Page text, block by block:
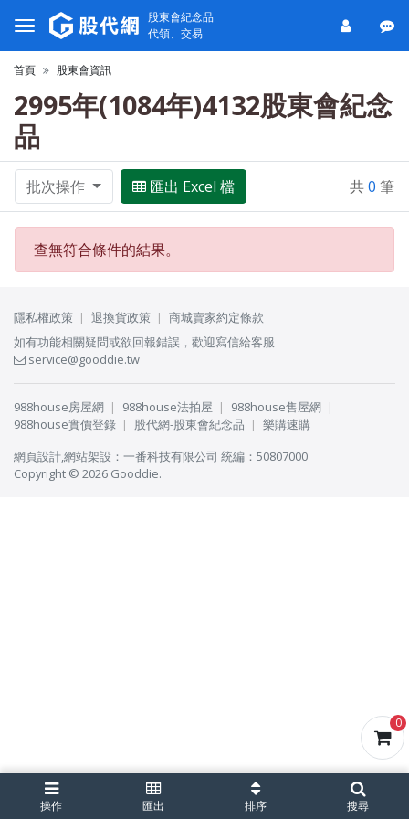
0
股東會紀念品
代領、交易
首頁 股東會資訊
2995年(1084年)4132股東會紀念
品
批次操作 匯出 Excel 檔 共0 筆
查無符合條件的結果。
操作 匯出 排序 搜尋
隱私權政策 退換貨政策
商城賣家約定條款
如有功能相關疑問或欲回報錯誤，歡迎寫信給客服
service@gooddie.tw
988house房屋網 988house法拍屋
988house售屋網
988house實價登錄
股代網-股東會紀念品
樂購速購
網頁設計,網站架設 ： 一番科技有限公司 統編：50807000
Copyright © 2026 Gooddie.